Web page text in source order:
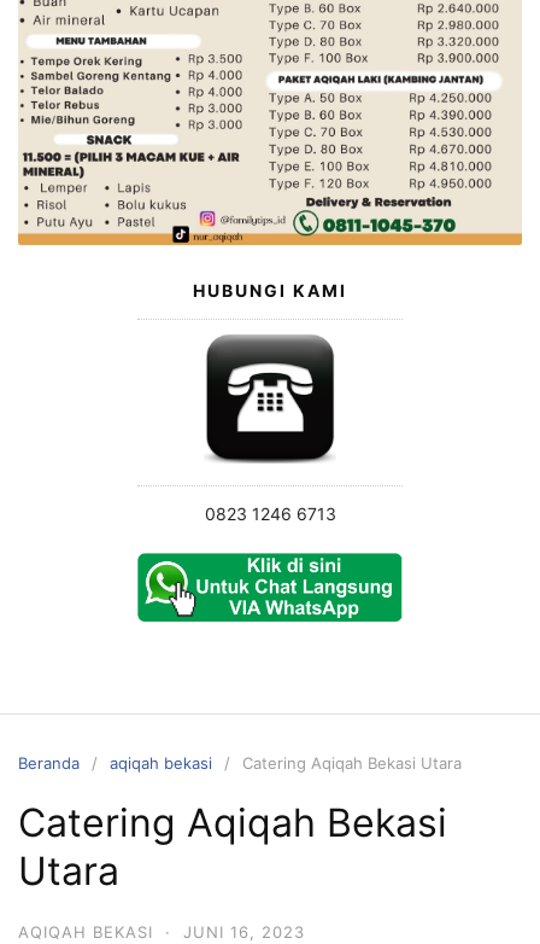
HUBUNGI KAMI
0823 1246 6713
Beranda aqiqah bekasi Catering Aqiqah Bekasi Utara
Catering Aqiqah Bekasi
Utara
AQIQAH BEKASI · JUNI 16, 2023